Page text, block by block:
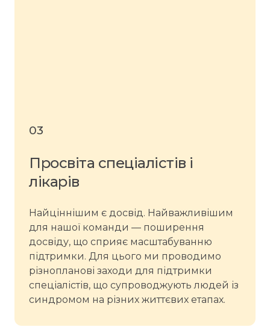
03
Просвіта спеціалістів і
лікарів
Найціннішим є досвід. Найважливішим
для нашої команди — поширення
досвіду, що сприяє масштабуванню
підтримки. Для цього ми проводимо
різнопланові заходи для підтримки
спеціалістів, що супроводжують людей із
синдромом на різних життєвих етапах.